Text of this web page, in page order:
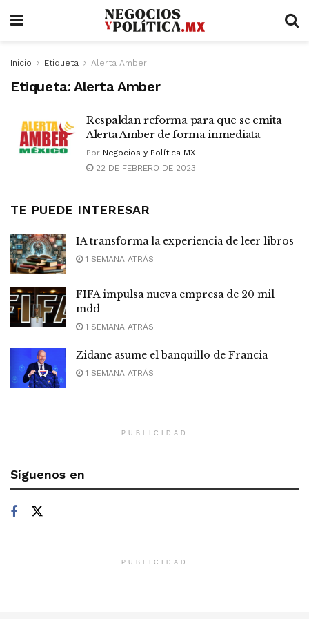
Inicio Etiqueta Alerta Amber
Etiqueta: Alerta Amber
Respaldan reforma para que se emita
Alerta Amber de forma inmediata
Por Negocios y Política MX
22 DE FEBRERO DE 2023
TE PUEDE INTERESAR
IA transforma la experiencia de leer libros
1 SEMANA ATRÁS
FIFA impulsa nueva empresa de 20 mil
mdd
1 SEMANA ATRÁS
Zidane asume el banquillo de Francia
1 SEMANA ATRÁS
PUBLICIDAD
Síguenos en
PUBLICIDAD